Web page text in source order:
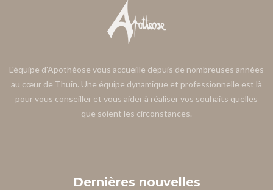
L'équipe d'Apothéose vous accueille depuis de nombreuses années
au cœur de Thuin. Une équipe dynamique et professionnelle est là
pour vous conseiller et vous aider à réaliser vos souhaits quelles
que soient les circonstances.
Dernières nouvelles